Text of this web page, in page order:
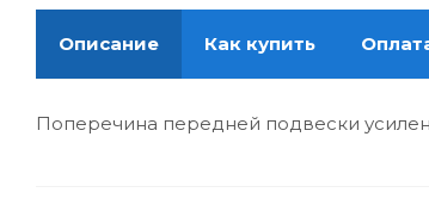
Описание Как купить
Поперечина передней подвески